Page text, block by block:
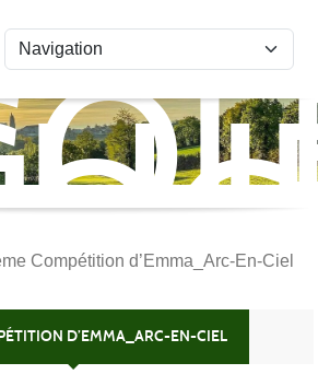
Compétition d’Emma_Arc-En-Ciel
D’EMMA_ARC-EN-CIEL
cookies